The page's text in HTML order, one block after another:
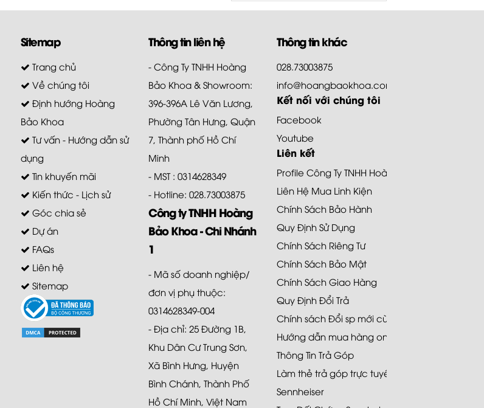
Sitemap
Trang chủ
Về chúng tôi
Định hướng Hoàng
Bảo Khoa
Tư vấn - Hướng dẫn sử
dụng
Tin khuyến mãi
Kiến thức - Lịch sử
Góc chia sẻ
Dự án
FAQs
Liên hệ
Sitemap
Thông tin liên hệ
- Công Ty TNHH Hoàng
Bảo Khoa & Showroom:
396-396A Lê Văn Lương,
Phường Tân Hưng, Quận
7, Thành phố Hồ Chí
Minh
- MST : 0314628349
- Hotline: 028.73003875
Công ty TNHH Hoàng
Bảo Khoa - Chi Nhánh
1
- Mã số doanh nghiệp/
đơn vị phụ thuộc:
0314628349-004
- Địa chỉ: 25 Đường 1B,
Khu Dân Cư Trung Sơn,
Xã Bình Hưng, Huyện
Bình Chánh, Thành Phố
Hồ Chí Minh, Việt Nam
Thông tin khác
028.73003875
info@hoangbaokhoa.com
Kết nối với chúng tôi
Facebook
Youtube
Liên kết
Profile Công Ty TNHH Hoàng Bảo Khoa
Liên Hệ Mua Linh Kiện
Chính Sách Bảo Hành
Quy Định Sử Dụng
Chính Sách Riêng Tư
Chính Sách Bảo Mật
Chính Sách Giao Hàng
Quy Định Đổi Trả
Chính sách Đổi sp mới cùng loại 48H
Hướng dẫn mua hàng online
Thông Tin Trả Góp
Làm thẻ trả góp trực tuyến
Sennheiser